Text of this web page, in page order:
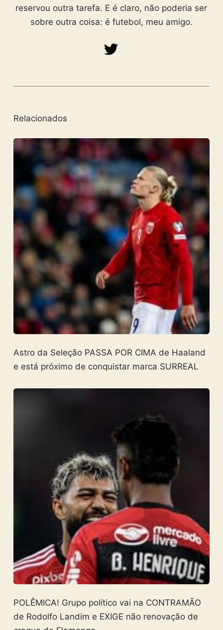
reservou outra tarefa. E é claro, não poderia ser
sobre outra coisa: é futebol, meu amigo.
Relacionados
Astro da Seleção PASSA POR CIMA de Haaland
e está próximo de conquistar marca SURREAL
POLÊMICA! Grupo político vai na CONTRAMÃO
de Rodolfo Landim e EXIGE não renovação de